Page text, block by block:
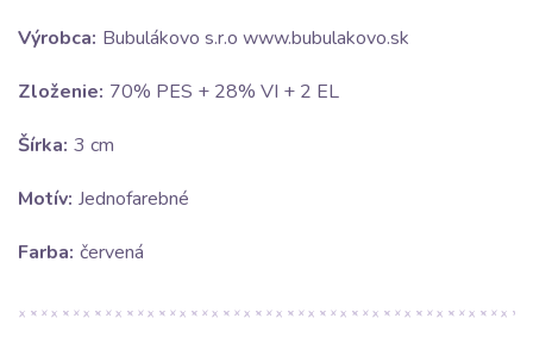
Výrobca: Bubulákovo s.r.o www.bubulakovo.sk
Zloženie: 70% PES + 28% VI + 2 EL
Šírka: 3 cm
Motív: Jednofarebné
Farba: červená